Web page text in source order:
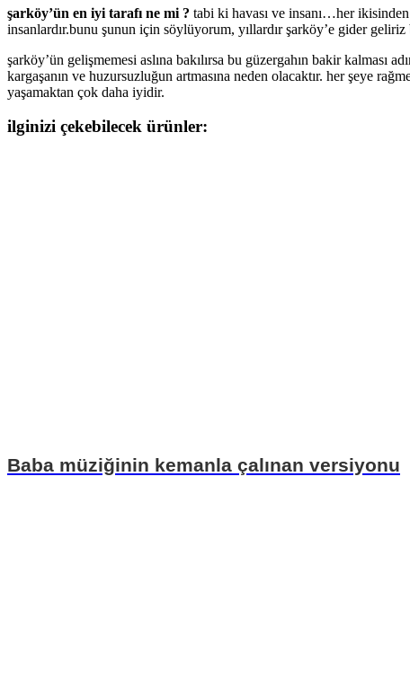
şarköy’ün en iyi tarafı ne mi ? tabi ki havası ve insanı…her ikisinden
insanlardır.bunu şunun için söylüyorum, yıllardır şarköy’e gider geliriz
şarköy’ün gelişmemesi aslına bakılırsa bu güzergahın bakir kalması
kargaşanın ve huzursuzluğun artmasına neden olacaktır. her şeye
yaşamaktan çok daha iyidir.
ilginizi çekebilecek ürünler:
Baba müziğinin kemanla çalınan versiyonu